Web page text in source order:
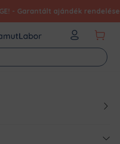
- Garantált ajándék